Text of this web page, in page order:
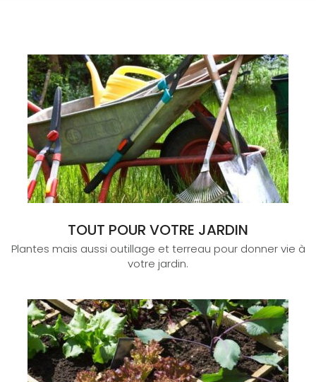
TOUT POUR VOTRE JARDIN
Plantes mais aussi outillage et terreau pour donner vie à
votre jardin.